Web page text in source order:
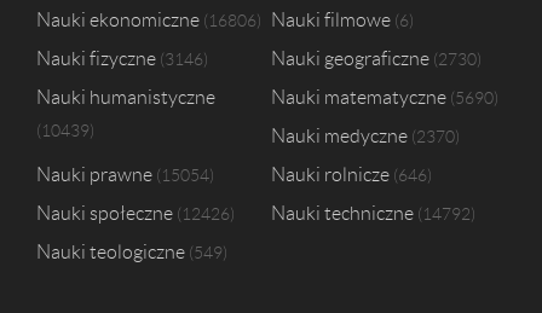
Nauki ekonomiczne 16806 Nauki filmowe 6
Nauki fizyczne 3146 Nauki geograficzne 2730
Nauki humanistyczne
10439
Nauki matematyczne 5690
Nauki medyczne 2370
Nauki prawne 15054 Nauki rolnicze 646
Nauki społeczne 12426 Nauki techniczne 14792
Nauki teologiczne 549